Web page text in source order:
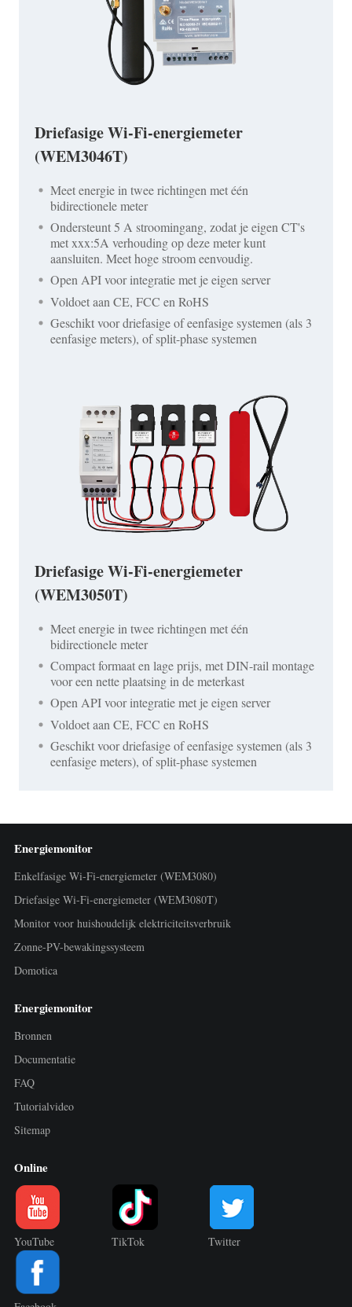
Driefasige Wi-Fi-energiemeter
(WEM3046T)
Meet energie in twee richtingen met één
bidirectionele meter
Ondersteunt 5 A stroomingang, zodat je eigen CT's
met xxx:5A verhouding op deze meter kunt
aansluiten. Meet hoge stroom eenvoudig.
Open API voor integratie met je eigen server
Voldoet aan CE, FCC en RoHS
Geschikt voor driefasige of eenfasige systemen (als 3
eenfasige meters), of split-phase systemen
Driefasige Wi-Fi-energiemeter
(WEM3050T)
Meet energie in twee richtingen met één
bidirectionele meter
Compact formaat en lage prijs, met DIN-rail montage
voor een nette plaatsing in de meterkast
Open API voor integratie met je eigen server
Voldoet aan CE, FCC en RoHS
Geschikt voor driefasige of eenfasige systemen (als 3
eenfasige meters), of split-phase systemen
Energiemonitor
Enkelfasige Wi-Fi-energiemeter (WEM3080)
Driefasige Wi-Fi-energiemeter (WEM3080T)
Monitor voor huishoudelijk elektriciteitsverbruik
Zonne-PV-bewakingssysteem
Domotica
Energiemonitor
Bronnen
Documentatie
FAQ
Tutorialvideo
Sitemap
Online
YouTube TikTok Twitter